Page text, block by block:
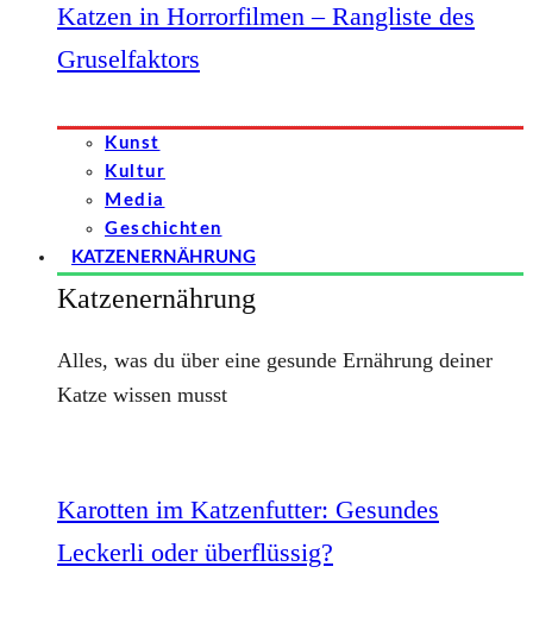
Katzen in Horrorfilmen – Rangliste des
Gruselfaktors
Kunst
Kultur
Media
Geschichten
KATZENERNÄHRUNG
Katzenernährung
Alles, was du über eine gesunde Ernährung deiner
Katze wissen musst
Karotten im Katzenfutter: Gesundes
Leckerli oder überflüssig?